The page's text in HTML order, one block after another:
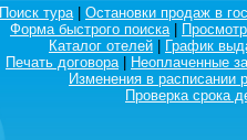
Поиск тура|
Остановки продаж в
Форма быстрого поиска|
Каталог отелей
График
Печать договора|
Неоплаченные
Изменения в расписании
Проверка срока